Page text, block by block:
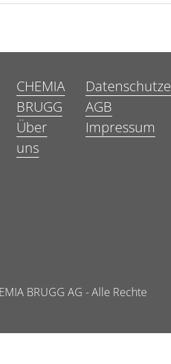
CHEMIA
BRUGG
Über
uns
AGB
Impressum
BRUGG AG - Alle Rechte